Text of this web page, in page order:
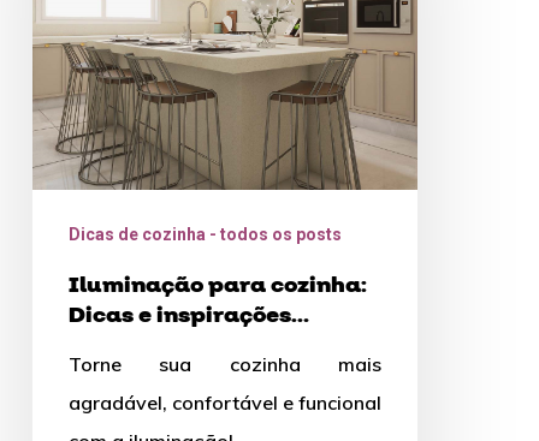
e
inspirações
fantásticas!
Dicas de cozinha - todos os posts
Iluminação para cozinha:
Dicas e inspirações
Torne sua cozinha mais
agradável, confortável e funcional